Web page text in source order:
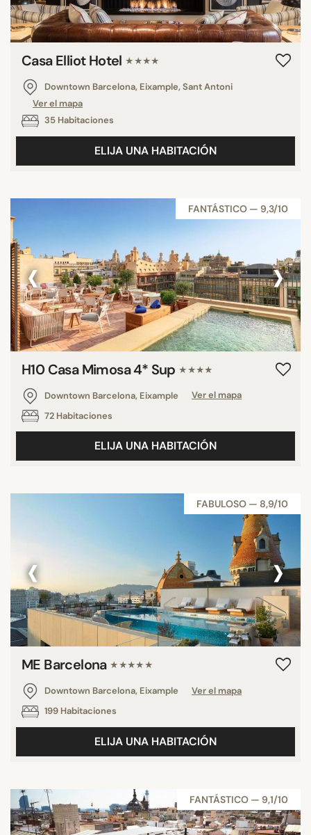
Casa Elliot Hotel ★★★★
Downtown Barcelona, Eixample, Sant Antoni
Ver el mapa
35 Habitaciones
ELIJA UNA HABITACIÓN
FANTÁSTICO — 9,3/10
‹ ›
H10 Casa Mimosa 4* Sup ★★★★
Downtown Barcelona, Eixample
Ver el mapa
72 Habitaciones
ELIJA UNA HABITACIÓN
FABULOSO — 8,9/10
‹ ›
ME Barcelona ★★★★★
Downtown Barcelona, Eixample
Ver el mapa
199 Habitaciones
ELIJA UNA HABITACIÓN
FANTÁSTICO — 9,1/10